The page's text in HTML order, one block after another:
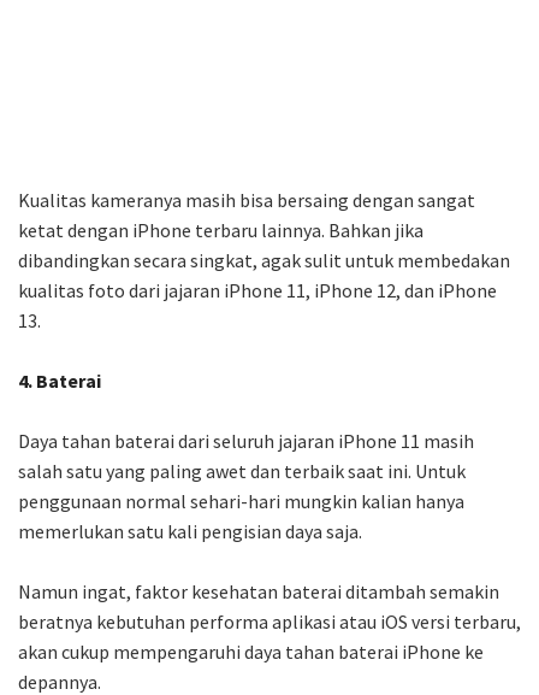
Kualitas kameranya masih bisa bersaing dengan sangat
ketat dengan iPhone terbaru lainnya. Bahkan jika
dibandingkan secara singkat, agak sulit untuk membedakan
kualitas foto dari jajaran iPhone 11, iPhone 12, dan iPhone
13.
4. Baterai
Daya tahan baterai dari seluruh jajaran iPhone 11 masih
salah satu yang paling awet dan terbaik saat ini. Untuk
penggunaan normal sehari-hari mungkin kalian hanya
memerlukan satu kali pengisian daya saja.
Namun ingat, faktor kesehatan baterai ditambah semakin
beratnya kebutuhan performa aplikasi atau iOS versi terbaru,
akan cukup mempengaruhi daya tahan baterai iPhone ke
depannya.